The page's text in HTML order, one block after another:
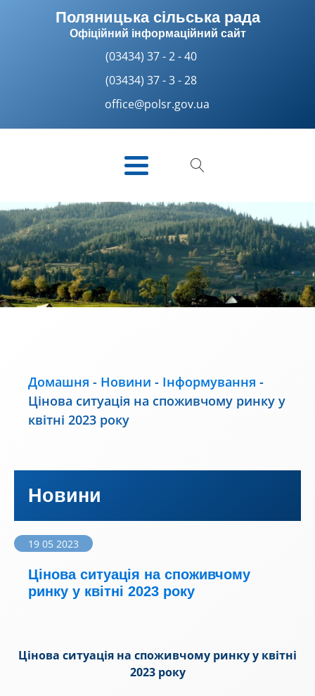
Поляницька сільська рада
Офіційний інформаційний сайт
(03434) 37 - 2 - 40
(03434) 37 - 3 - 28
office@polsr.gov.ua
Домашня - Новини - Інформування -
Цінова ситуація на споживчому ринку у
квітні 2023 року
Новини
19 05 2023
Цінова ситуація на споживчому
ринку у квітні 2023 року
Цінова ситуація на споживчому ринкуу квітні
2023 року